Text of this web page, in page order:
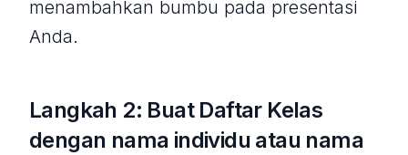
menambahkan bumbu pada presentasi
Anda.
Langkah 2: Buat Daftar Kelas
dengan nama individu atau nama